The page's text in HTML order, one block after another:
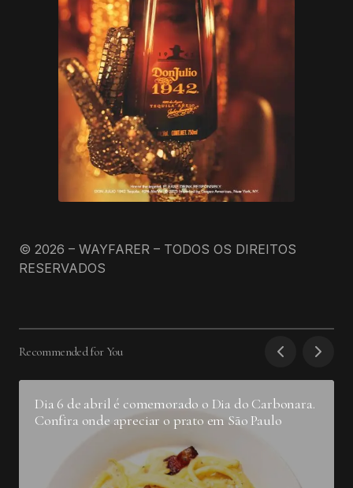
© 2026 – WAYFARER – TODOS OS DIREITOS
RESERVADOS
Recommended for You
Dia 6 de abril é comemorado o Dia do Carbonara.
Confira onde apreciar o prato em São Paulo